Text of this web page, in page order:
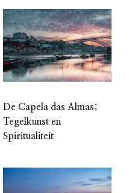
De Capela das Almas:
Tegelkunst en
Spiritualiteit